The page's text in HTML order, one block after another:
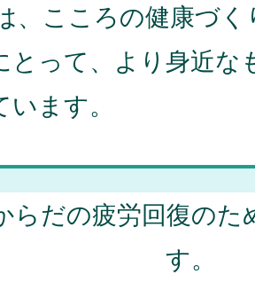
、こころの健康づ
とって、より身近な
ます。
らだの疲労回復のた
す。